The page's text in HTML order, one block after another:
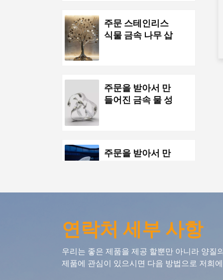
주문 스테인리스
식물 금속 나무 삽
주문을 받아서 만
들어진 금속 물 성
주문을 받아서 만
리스 바다 생활 추
상적인 금붕어 삽
화
연락처 세부 사항
우리는 좋은 제품을 제공 할뿐만 아니라 양질
제품에 관심이 있으시면 다음 방법으로 저희